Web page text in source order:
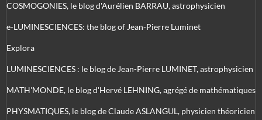
COSMOGONIES, le blog d'Aurélien BARRAU, astrophysicien
e-LUMINESCIENCES: the blog of Jean-Pierre Luminet
Explora
LUMINESCIENCES : le blog de Jean-Pierre LUMINET, astrophysicien
MATH'MONDE, le blog d'Hervé LEHNING, agrégé de mathématiques
PHYSMATIQUES, le blog de Claude ASLANGUL, physicien théoricien